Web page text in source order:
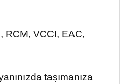
RCM, VCCI, EAC,
taşımanıza